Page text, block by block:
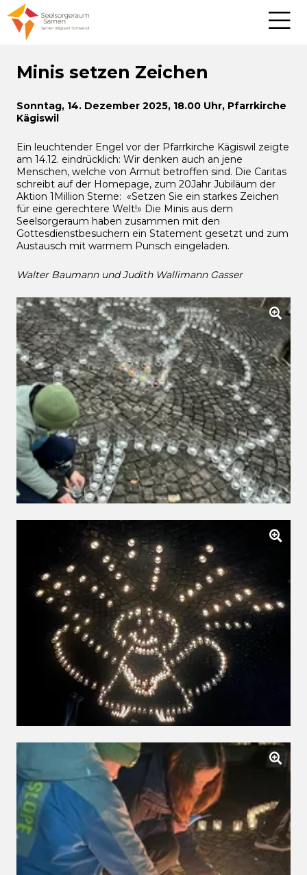
Minis setzen Zeichen
Sonntag, 14. Dezember 2025, 18.00 Uhr, Pfarrkirche
Kägiswil
Ein leuchtender Engel vor der Pfarrkirche Kägiswil zeigte
am 14.12. eindrücklich: Wir denken auch an jene
Menschen, welche von Armut betroffen sind. Die Caritas
schreibt auf der Homepage, zum 20Jahr Jubiläum der
Aktion 1Million Sterne: «Setzen Sie ein starkes Zeichen
für eine gerechtere Welt!» Die Minis aus dem
Seelsorgeraum haben zusammen mit den
Gottesdienstbesuchern ein Statement gesetzt und zum
Austausch mit warmem Punsch eingeladen.
Walter Baumann und Judith Wallimann Gasser